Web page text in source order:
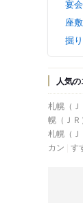
宴
座
掘
人気
札幌（Ｊ
幌（Ｊ
札幌（
カン す